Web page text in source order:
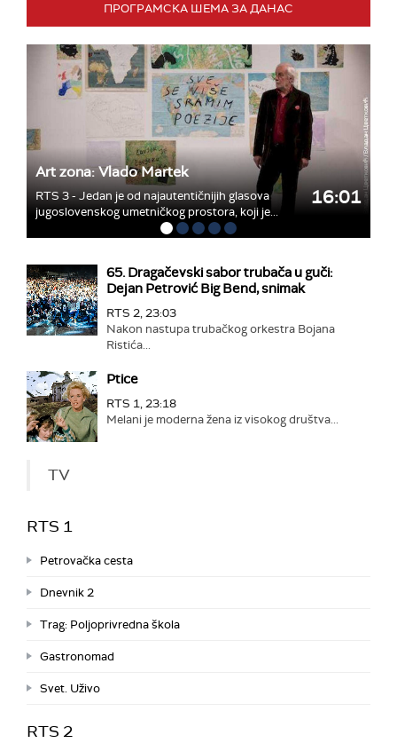
ПРОГРАМСКА ШЕМА ЗА ДАНАС
Art zona: Vlado Martek
RTS 3 - Jedan je od najautentičnijih glasova
jugoslovenskog umetničkog prostora, koji je...
16:01
65. Dragačevski sabor trubača u guči:
Dejan Petrović Big Bend, snimak
RTS 2, 23:03
Nakon nastupa trubačkog orkestra Bojana
Ristića...
Ptice
RTS 1, 23:18
Melani je moderna žena iz visokog društva...
TV
RTS 1
Petrovačka cesta
Dnevnik 2
Trag: Poljoprivredna škola
Gastronomad
Svet. Uživo
RTS 2